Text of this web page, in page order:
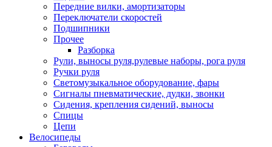
Передние вилки, амортизаторы
Переключатели скоростей
Подшипники
Прочее
Разборка
Рули, выносы руля,рулевые наборы, рога руля
Ручки руля
Светомузыкальное оборудование, фары
Сигналы пневматические, дудки, звонки
Сидения, крепления сидений, выносы
Спицы
Цепи
Велосипеды